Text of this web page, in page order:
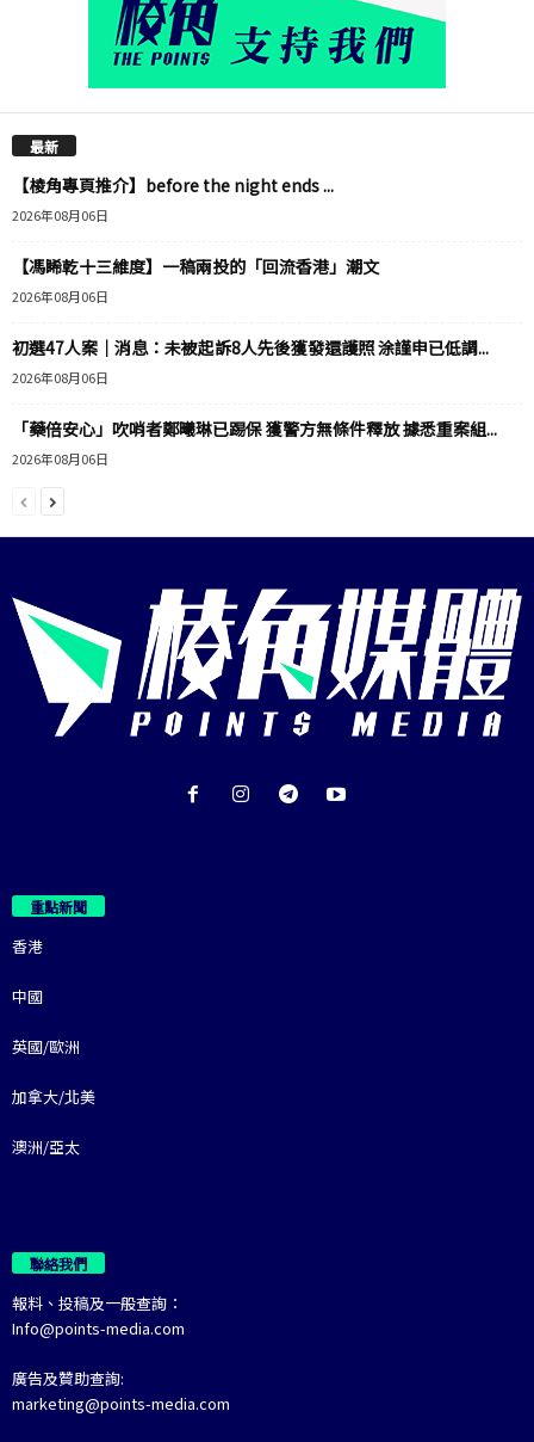
最新
【棱角專頁推介】before the night ends ...
2026年08月06日
【馮睎乾十三維度】一稿兩投的「回流香港」潮文
2026年08月06日
初選47人案｜消息：未被起訴8人先後獲發還護照 涂謹申已低調...
2026年08月06日
「藥倍安心」吹哨者鄭曦琳已踢保 獲警方無條件釋放 據悉重案組...
2026年08月06日
重點新聞
香港
中國
英國/歐洲
加拿大/北美
澳洲/亞太
聯絡我們
報料、投稿及一般查詢：
Info@points-media.com
廣告及贊助查詢:
marketing@points-media.com